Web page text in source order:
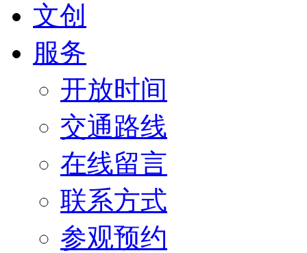
文创
服务
开放时间
交通路线
在线留言
联系方式
参观预约